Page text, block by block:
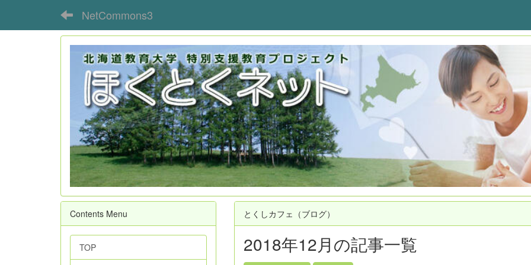
NetCommons3
とくしカフェ（ブログ）
2018年12月の記事一覧
Contents Menu
TOP